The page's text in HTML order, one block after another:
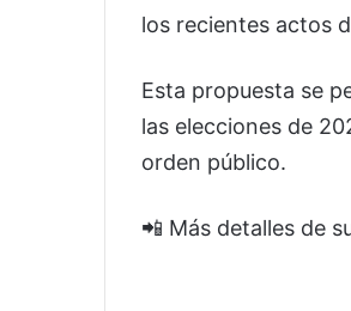
los recientes actos
Esta propuesta se
las elecciones de
orden público.
📲 Más detalles de